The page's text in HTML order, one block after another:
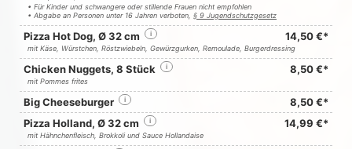
• Für Kinder und schwangere oder stillende Frauen nicht empfohlen
• Abgabe an Personen unter 16 Jahren verboten, § 9 Jugendschutzgesetz
Pizza Hot Dog, Ø 32 cm i 14,50 €*
mit Käse, Würstchen, Röstzwiebeln, Gewürzgurken, Remoulade, Burgerdressing
Chicken Nuggets, 8 Stück i 8,50 €*
mit Pommes frites
Big Cheeseburger i
8,50 €*
Pizza Holland, Ø 32 cm
i 14,99 €*
mit Hähnchenfleisch, Brokkoli und Sauce Hollandaise